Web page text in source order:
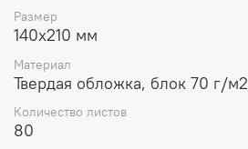
Размер
140х210 мм
Материал
Твердая обложка, блок 70 г/м2
Количество листов
80